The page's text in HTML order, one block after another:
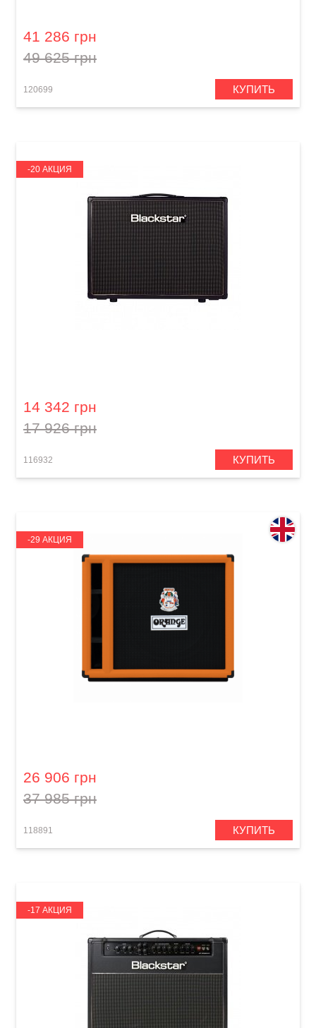
41 286 грн
49 625 грн
120699 КУПИТЬ
-20 АКЦИЯ
14 342 грн
17 926 грн
116932 КУПИТЬ
-29 АКЦИЯ
26 906 грн
37 985 грн
118891 КУПИТЬ
-17 АКЦИЯ